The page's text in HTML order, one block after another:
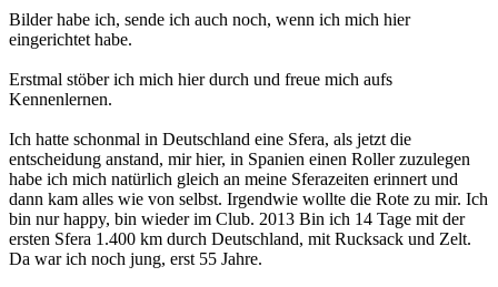
Bilder habe ich, sende ich auch noch, wenn ich mich hier
eingerichtet habe.
Erstmal stöber ich mich hier durch und freue mich aufs
Kennenlernen.
Ich hatte schonmal in Deutschland eine Sfera, als jetzt die
entscheidung anstand, mir hier, in Spanien einen Roller zuzulegen
habe ich mich natürlich gleich an meine Sferazeiten erinnert und
dann kam alles wie von selbst. Irgendwie wollte die Rote zu mir. Ich
bin nur happy, bin wieder im Club. 2013 Bin ich 14 Tage mit der
ersten Sfera 1.400 km durch Deutschland, mit Rucksack und Zelt.
Da war ich noch jung, erst 55 Jahre.